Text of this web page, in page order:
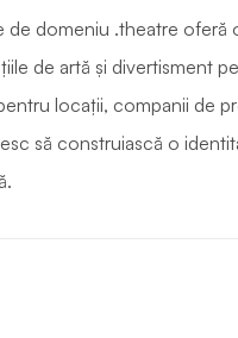
de domeniu .theatre oferă
de artă și divertisment
locații, companii de
să construiască o